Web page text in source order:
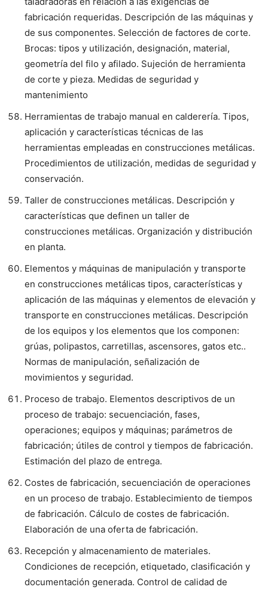
fabricación requeridas. Descripción de las máquinas y
de sus componentes. Selección de factores de corte.
Brocas: tipos y utilización, designación, material,
geometría del filo y afilado. Sujeción de herramienta
de corte y pieza. Medidas de seguridad y
mantenimiento
Herramientas de trabajo manual en calderería. Tipos,
aplicación y características técnicas de las
herramientas empleadas en construcciones metálicas.
Procedimientos de utilización, medidas de seguridad y
conservación.
Taller de construcciones metálicas. Descripción y
características que definen un taller de
construcciones metálicas. Organización y distribución
en planta.
Elementos y máquinas de manipulación y transporte
en construcciones metálicas tipos, características y
aplicación de las máquinas y elementos de elevación y
transporte en construcciones metálicas. Descripción
de los equipos y los elementos que los componen:
grúas, polipastos, carretillas, ascensores, gatos etc..
Normas de manipulación, señalización de
movimientos y seguridad.
Proceso de trabajo. Elementos descriptivos de un
proceso de trabajo: secuenciación, fases,
operaciones; equipos y máquinas; parámetros de
fabricación; útiles de control y tiempos de fabricación.
Estimación del plazo de entrega.
Costes de fabricación, secuenciación de operaciones
en un proceso de trabajo. Establecimiento de tiempos
de fabricación. Cálculo de costes de fabricación.
Elaboración de una oferta de fabricación.
Recepción y almacenamiento de materiales.
Condiciones de recepción, etiquetado, clasificación y
documentación generada. Control de calidad de